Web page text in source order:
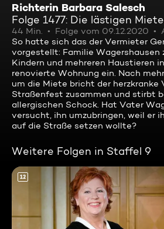
Richterin Barbara Salesch
Folge 1477: Die lästigen
44 Min. Folge vom 09.12.2020
So hatte sich das der Vermieter
vorgestellt: Familie
Kindern und mehreren Haustieren
renovierte Wohnung ein. Nach
um die Miete bricht der herzkranke
Straßenfest zusammen und stirbt
allergischen Schock. Hat Vater
versucht, ihn umzubringen, weil er
auf die Straße setzen wollte?
Weitere Folgen in Staffel 9
12